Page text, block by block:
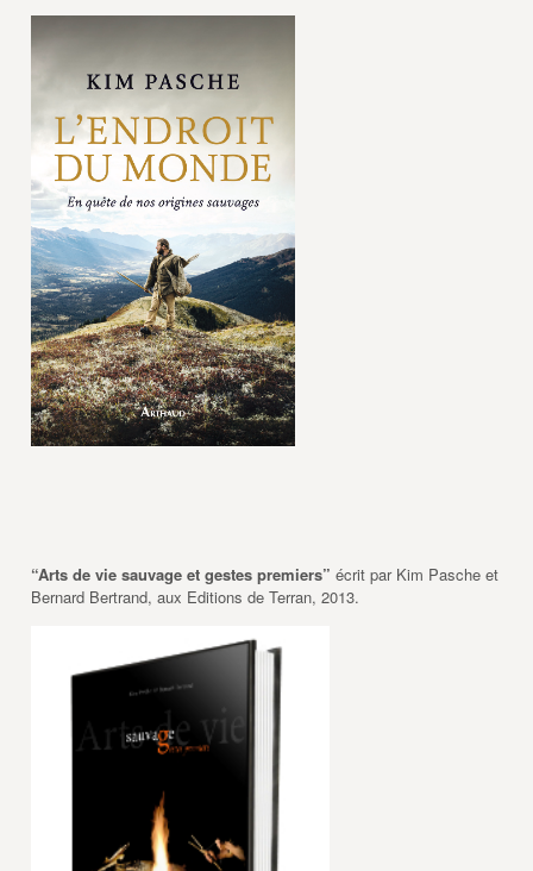
“Arts de vie sauvage et gestes premiers” écrit par Kim Pasche et
Bernard Bertrand, aux Editions de Terran, 2013.